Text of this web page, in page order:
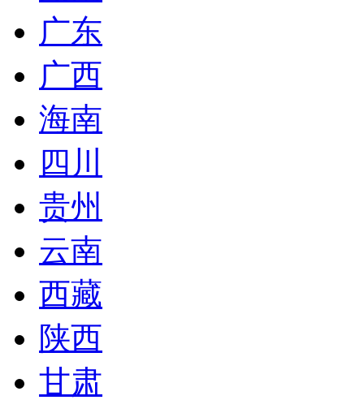
广东
广西
海南
四川
贵州
云南
西藏
陕西
甘肃